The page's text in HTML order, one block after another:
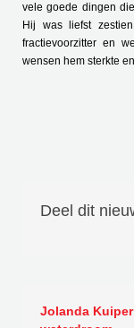
vele goede dingen
Hij was liefst
fractievoorzitter en
wensen hem sterkte
Deel dit
Jolanda